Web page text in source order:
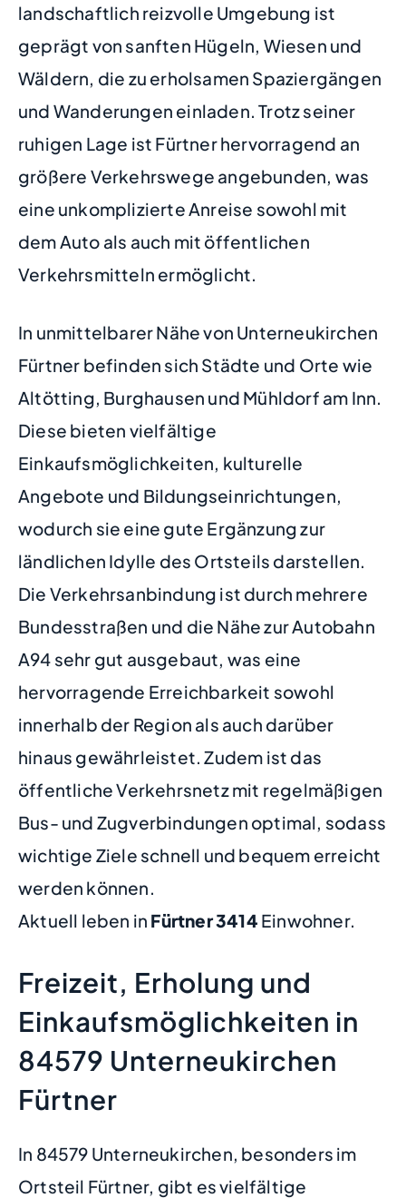
landschaftlich reizvolle Umgebung ist
geprägt von sanften Hügeln, Wiesen und
Wäldern, die zu erholsamen Spaziergängen
und Wanderungen einladen. Trotz seiner
ruhigen Lage ist Fürtner hervorragend an
größere Verkehrswege angebunden, was
eine unkomplizierte Anreise sowohl mit
dem Auto als auch mit öffentlichen
Verkehrsmitteln ermöglicht.
In unmittelbarer Nähe von Unterneukirchen
Fürtner befinden sich Städte und Orte wie
Altötting, Burghausen und Mühldorf am Inn.
Diese bieten vielfältige
Einkaufsmöglichkeiten, kulturelle
Angebote und Bildungseinrichtungen,
wodurch sie eine gute Ergänzung zur
ländlichen Idylle des Ortsteils darstellen.
Die Verkehrsanbindung ist durch mehrere
Bundesstraßen und die Nähe zur Autobahn
A94 sehr gut ausgebaut, was eine
hervorragende Erreichbarkeit sowohl
innerhalb der Region als auch darüber
hinaus gewährleistet. Zudem ist das
öffentliche Verkehrsnetz mit regelmäßigen
Bus- und Zugverbindungen optimal, sodass
wichtige Ziele schnell und bequem erreicht
werden können.
Aktuell leben in Fürtner3414 Einwohner.
Freizeit, Erholung und
Einkaufsmöglichkeiten in
84579 Unterneukirchen
Fürtner
In 84579 Unterneukirchen, besonders im
Ortsteil Fürtner, gibt es vielfältige